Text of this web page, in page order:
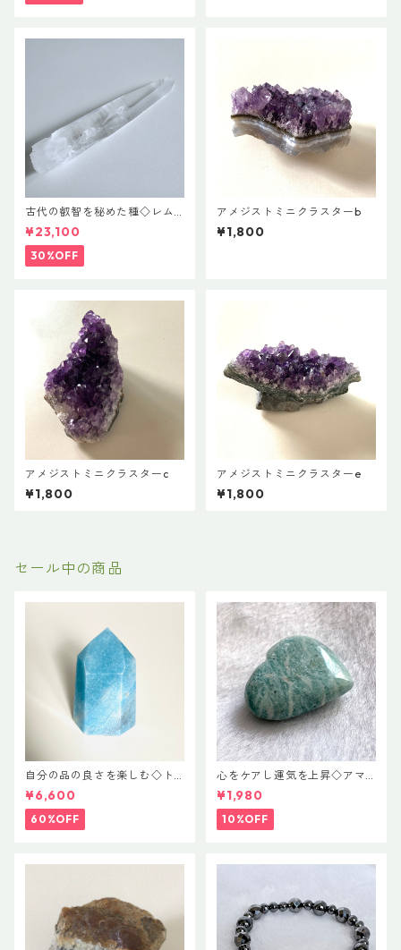
古代の叡智を秘めた種◇レム
リアンシードクリスタル(ブラ
ジル産）
¥23,100
30%OFF
アメジストミニクラスターb
¥1,800
アメジストミニクラスターc
¥1,800
アメジストミニクラスターe
¥1,800
セール中の商品
自分の品の良さを楽しむ◇ト
ロレアイト ポイント
¥6,600
60%OFF
心をケアし運気を上昇◇アマ
ゾナイト♡ハートカット
¥1,980
10%OFF